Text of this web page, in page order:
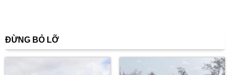
ĐỪNG BỎ LỠ